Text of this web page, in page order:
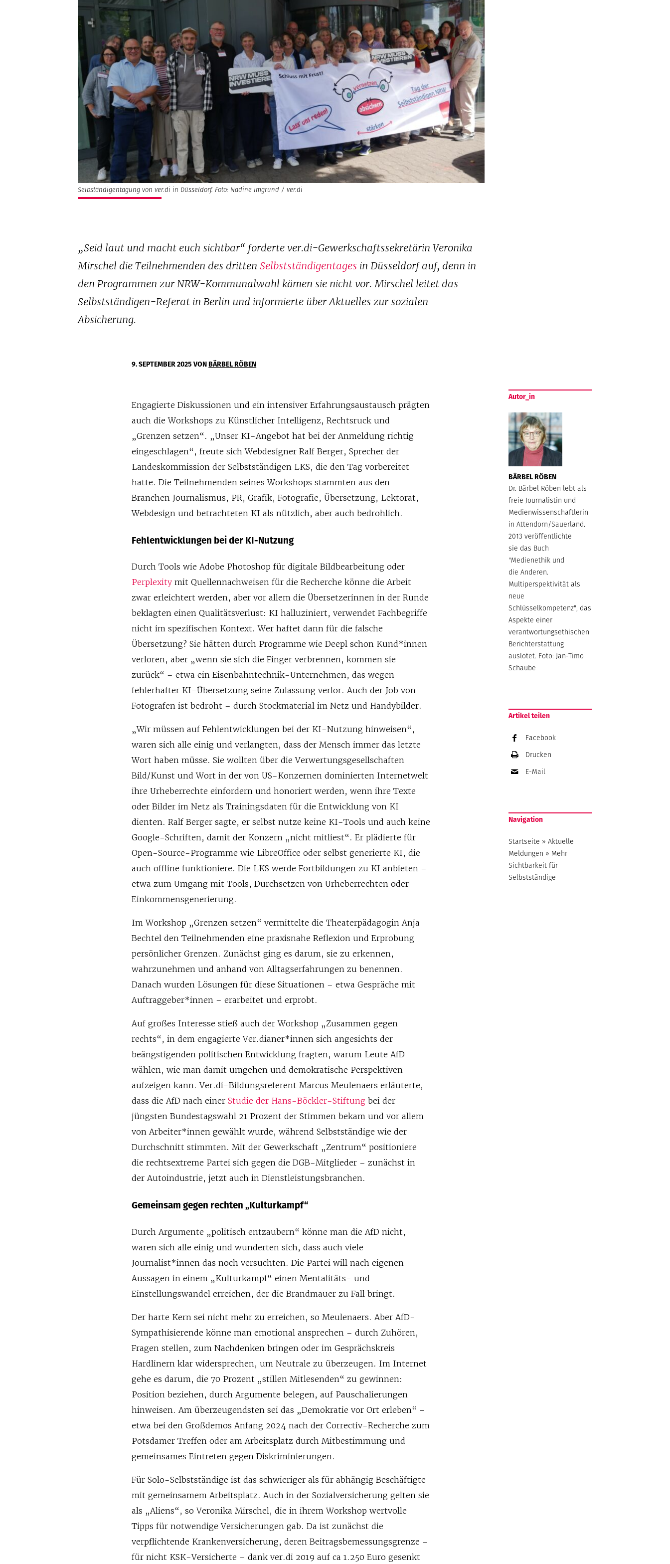
Selbständigentagung von ver.di in Düsseldorf. Foto: Nadine Imgrund / ver.di
„Seid laut und macht euch sichtbar“ forderte ver.di-Gewerkschaftssekretärin Veronika
Mirschel die Teilnehmenden des drittenSelbstständigentages in Düsseldorf auf, denn in
den Programmen zur NRW-Kommunalwahl kämen sie nicht vor. Mirschel leitet das
Selbstständigen-Referat in Berlin und informierte über Aktuelles zur sozialen
Absicherung.
9. SEPTEMBER 2025VON BÄRBEL RÖBEN
Engagierte Diskussionen und ein intensiver Erfahrungsaustausch prägten
auch die Workshops zu Künstlicher Intelligenz, Rechtsruck und
„Grenzen setzen“. „Unser KI-Angebot hat bei der Anmeldung richtig
eingeschlagen“, freute sich Webdesigner Ralf Berger, Sprecher der
Landeskommission der Selbstständigen LKS, die den Tag vorbereitet
hatte. Die Teilnehmenden seines Workshops stammten aus den
Branchen Journalismus, PR, Grafik, Fotografie, Übersetzung, Lektorat,
Webdesign und betrachteten KI als nützlich, aber auch bedrohlich.
Fehlentwicklungen bei der KI-Nutzung
Durch Tools wie Adobe Photoshop für digitale Bildbearbeitung oder
Perplexity mit Quellennachweisen für die Recherche könne die Arbeit
zwar erleichtert werden, aber vor allem die Übersetzerinnen in der Runde
beklagten einen Qualitätsverlust: KI halluziniert, verwendet Fachbegriffe
nicht im spezifischen Kontext. Wer haftet dann für die falsche
Übersetzung? Sie hätten durch Programme wie Deepl schon Kund*innen
verloren, aber „wenn sie sich die Finger verbrennen, kommen sie
zurück“ – etwa ein Eisenbahntechnik-Unternehmen, das wegen
fehlerhafter KI-Übersetzung seine Zulassung verlor. Auch der Job von
Fotografen ist bedroht – durch Stockmaterial im Netz und Handybilder.
„Wir müssen auf Fehlentwicklungen bei der KI-Nutzung hinweisen“,
waren sich alle einig und verlangten, dass der Mensch immer das letzte
Wort haben müsse. Sie wollten über die Verwertungsgesellschaften
Bild/Kunst und Wort in der von US-Konzernen dominierten Internetwelt
ihre Urheberrechte einfordern und honoriert werden, wenn ihre Texte
oder Bilder im Netz als Trainingsdaten für die Entwicklung von KI
dienten. Ralf Berger sagte, er selbst nutze keine KI-Tools und auch keine
Google-Schriften, damit der Konzern „nicht mitliest“. Er plädierte für
Open-Source-Programme wie LibreOffice oder selbst generierte KI, die
auch offline funktioniere. Die LKS werde Fortbildungen zu KI anbieten –
etwa zum Umgang mit Tools, Durchsetzen von Urheberrechten oder
Einkommensgenerierung.
Im Workshop „Grenzen setzen“ vermittelte die Theaterpädagogin Anja
Bechtel den Teilnehmenden eine praxisnahe Reflexion und Erprobung
persönlicher Grenzen. Zunächst ging es darum, sie zu erkennen,
wahrzunehmen und anhand von Alltagserfahrungen zu benennen.
Danach wurden Lösungen für diese Situationen – etwa Gespräche mit
Auftraggeber*innen – erarbeitet und erprobt.
Auf großes Interesse stieß auch der Workshop „Zusammen gegen
rechts“, in dem engagierte Ver.dianer*innen sich angesichts der
beängstigenden politischen Entwicklung fragten, warum Leute AfD
wählen, wie man damit umgehen und demokratische Perspektiven
aufzeigen kann. Ver.di-Bildungsreferent Marcus Meulenaers erläuterte,
dass die AfD nach einerStudie der Hans-Böckler-Stiftung bei der
jüngsten Bundestagswahl 21 Prozent der Stimmen bekam und vor allem
von Arbeiter*innen gewählt wurde, während Selbstständige wie der
Durchschnitt stimmten. Mit der Gewerkschaft „Zentrum“ positioniere
die rechtsextreme Partei sich gegen die DGB-Mitglieder – zunächst in
der Autoindustrie, jetzt auch in Dienstleistungsbranchen.
Gemeinsam gegen rechten „Kulturkampf“
Durch Argumente „politisch entzaubern“ könne man die AfD nicht,
waren sich alle einig und wunderten sich, dass auch viele
Journalist*innen das noch versuchten. Die Partei will nach eigenen
Aussagen in einem „Kulturkampf“ einen Mentalitäts- und
Einstellungswandel erreichen, der die Brandmauer zu Fall bringt.
Der harte Kern sei nicht mehr zu erreichen, so Meulenaers. Aber AfD-
Sympathisierende könne man emotional ansprechen – durch Zuhören,
Fragen stellen, zum Nachdenken bringen oder im Gesprächskreis
Hardlinern klar widersprechen, um Neutrale zu überzeugen. Im Internet
gehe es darum, die 70 Prozent „stillen Mitlesenden“ zu gewinnen:
Position beziehen, durch Argumente belegen, auf Pauschalierungen
hinweisen. Am überzeugendsten sei das „Demokratie vor Ort erleben“ –
etwa bei den Großdemos Anfang 2024 nach der Correctiv-Recherche zum
Potsdamer Treffen oder am Arbeitsplatz durch Mitbestimmung und
gemeinsames Eintreten gegen Diskriminierungen.
Für Solo-Selbstständige ist das schwieriger als für abhängig Beschäftigte
mit gemeinsamem Arbeitsplatz. Auch in der Sozialversicherung gelten sie
als „Aliens“, so Veronika Mirschel, die in ihrem Workshop wertvolle
Tipps für notwendige Versicherungen gab. Da ist zunächst die
verpflichtende Krankenversicherung, deren Beitragsbemessungsgrenze –
für nicht KSK-Versicherte – dank ver.di 2019 auf ca 1.250 Euro gesenkt
Autor_in
BÄRBEL RÖBEN
Dr. Bärbel Röben lebt als
freie Journalistin und
Medienwissenschaftlerin
in Attendorn/Sauerland.
2013 veröffentlichte
sie das Buch
"Medienethik und
die Anderen.
Multiperspektivität als
neue
Schlüsselkompetenz", das
Aspekte einer
verantwortungsethischen
Berichterstattung
auslotet. Foto: Jan-Timo
Schaube
Artikel teilen
Facebook
Drucken
E-Mail
Navigation
Startseite »Aktuelle
Meldungen » Mehr
Sichtbarkeit für
Selbstständige